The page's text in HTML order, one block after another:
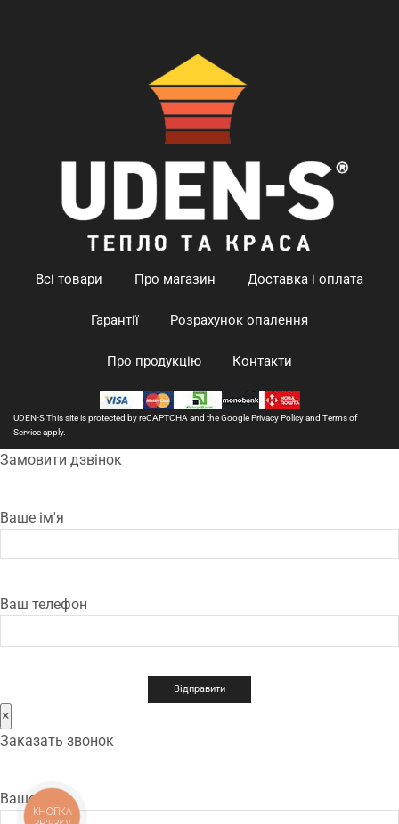
Всі товари Про магазин Доставка і оплата
Гарантії Розрахунок опалення
Про продукцію Контакти
UDEN-S This site is protected by reCAPTCHA and the Google Privacy Policyand Terms of
Serviceapply.
Замовити дзвінок
Ваше ім'я
Ваш телефон
×
Заказать звонок
Ваше имя
КНОПКА